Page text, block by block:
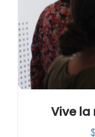
Vive la
$